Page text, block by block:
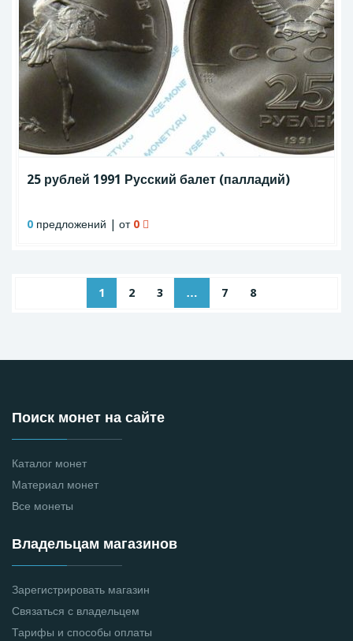
25 рублей 1991 Русский балет (палладий)
0 предложений | от 0
1 2 3 … 7 8
Поиск монет на сайте
Каталог монет
Материал монет
Все монеты
Владельцам магазинов
Зарегистрировать магазин
Связаться с владельцем
Тарифы и способы оплаты